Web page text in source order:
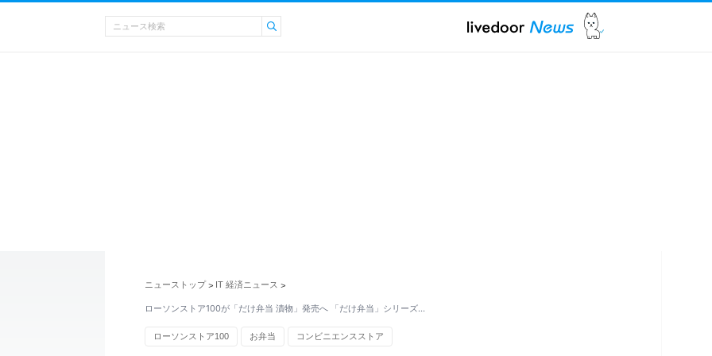
ニューストップ > IT 経済ニュース >
ローソンストア100が「だけ弁当 漬物」発売へ 「だけ弁当」シリーズ…
ローソンストア100 お弁当 コンビニエンスストア